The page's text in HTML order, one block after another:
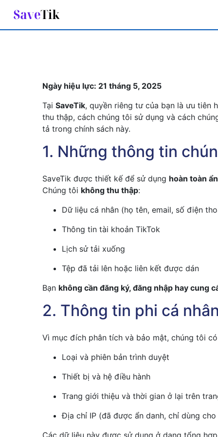
Ngày hiệu lực: 21 tháng 5, 2025
Tại SaveTik, quyền riêng tư của bạn là ưu tiên
thu thập, cách chúng tôi sử dụng và cách
tả trong chính sách này.
1. Những thông tin
SaveTik được thiết kế để sử dụng hoàn toàn
Chúng tôi không thu thập:
Dữ liệu cá nhân (họ tên, email, số điện
Thông tin tài khoản TikTok
Lịch sử tải xuống
Tệp đã tải lên hoặc liên kết được dán
Bạn không cần đăng ký, đăng nhập hay cung
2. Thông tin phi cá
Vì mục đích phân tích và bảo mật, chúng tôi
Loại và phiên bản trình duyệt
Thiết bị và hệ điều hành
Trang giới thiệu và thời gian ở lại trên
Địa chỉ IP (đã được ẩn danh, chỉ dùng
Các dữ liệu này được sử dụng ở dạng tổng